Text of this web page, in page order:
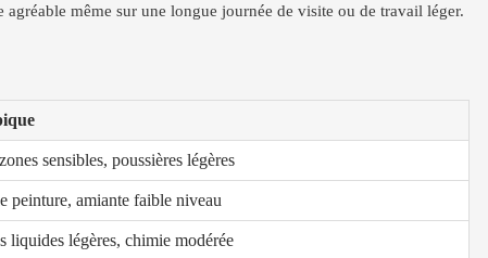
agréable même sur une longue journée de visite ou de travail léger.
sensibles, poussières légères
peinture, amiante faible niveau
liquides légères, chimie modérée